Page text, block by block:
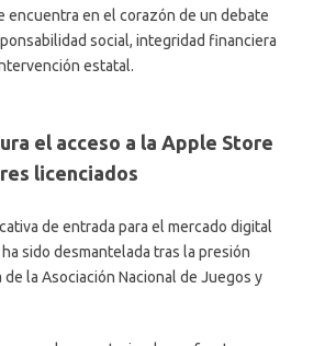
encuentra en el corazón de un debate
social, integridad financiera
estatal.
el acceso a la Apple Store
licenciados
de entrada para el mercado digital
sido desmantelada tras la presión
la Asociación Nacional de Juegos y